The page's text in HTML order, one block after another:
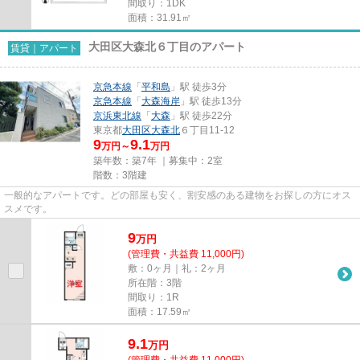
間取り：1DK
面積：31.91㎡
賃貸｜アパート 大田区大森北６丁目のアパート
京急本線 「 平和島 」駅 徒歩3分
京急本線 「 大森海岸 」駅 徒歩13分
京浜東北線 「 大森 」駅 徒歩22分
東京都大田区大森北 ６丁目11-12
9万円～9.1万円
築年数：築7年 ｜募集中： 2室
階数：3階建
一般的なアパートです。どの部屋も安く、割安感のある建物をお探しの方にオス
スメです。
9万円
(管理費・共益費 11,000円)
敷：0ヶ月｜礼：2ヶ月
所在階：3階
間取り：1R
面積：17.59㎡
9.1万円